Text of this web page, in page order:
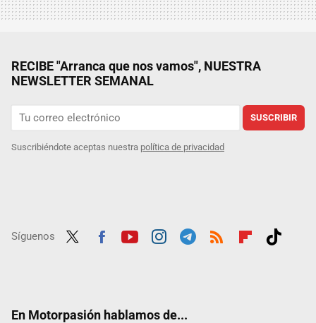
RECIBE "Arranca que nos vamos", NUESTRA
NEWSLETTER SEMANAL
SUSCRIBIR
Suscribiéndote aceptas nuestra política de privacidad
Síguenos
En Motorpasión hablamos de...